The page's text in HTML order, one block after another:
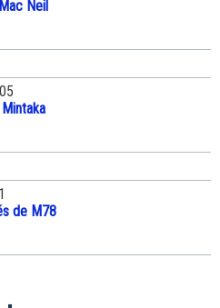
Neil
de M78